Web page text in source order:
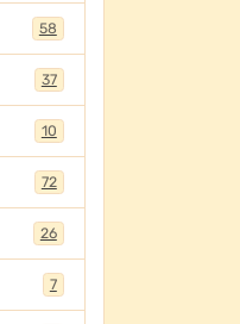
58
37
10
72
26
7